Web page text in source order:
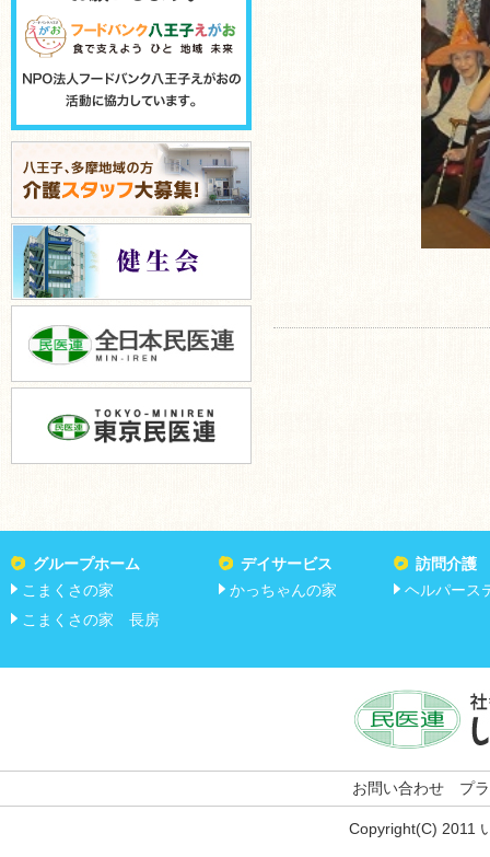
グループホーム
こまくさの家
こまくさの家 長房
デイサービス
かっちゃんの家
訪問介護
ヘルパース
お問い合わせ プ
Copyright(C) 2011